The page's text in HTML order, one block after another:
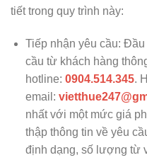
tiết trong quy trình này:
Tiếp nhận yêu cầu:
cầu từ khách hàng
hotline: 0904.514.345.
email:
nhất với một mức giá
thập thông tin về yêu
định dạng, số lượng từ